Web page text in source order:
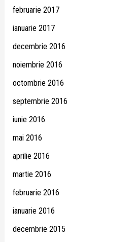
februarie 2017
ianuarie 2017
decembrie 2016
noiembrie 2016
octombrie 2016
septembrie 2016
iunie 2016
mai 2016
aprilie 2016
martie 2016
februarie 2016
ianuarie 2016
decembrie 2015